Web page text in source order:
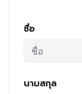
ชื่อ
นามสกุล